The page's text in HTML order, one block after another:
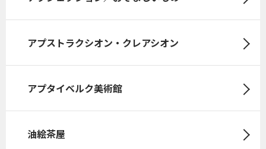
アプストラクシオン・クレアシオン
アプタイベルク美術館
油絵茶屋